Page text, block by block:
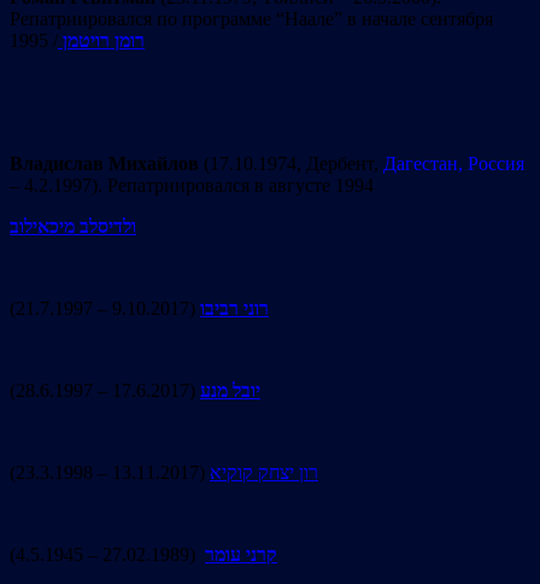
Репатриировался по программе “Наале” в начале сентября
1995 / רומן רויטמן
Владислав Михайлов (17.10.1974, Дербент, Дагестан, Россия
– 4.2.1997). Репатриировался в августе 1994
ולדיסלב מיכאילוב
(21.7.1997 – 9.10.2017) רוני רביבו
(28.6.1997 – 17.6.2017) יובל מנע
(23.3.1998 – 13.11.2017) רון יצחק קוקיא
(4.5.1945 – 27.02.1989) קרני עומר